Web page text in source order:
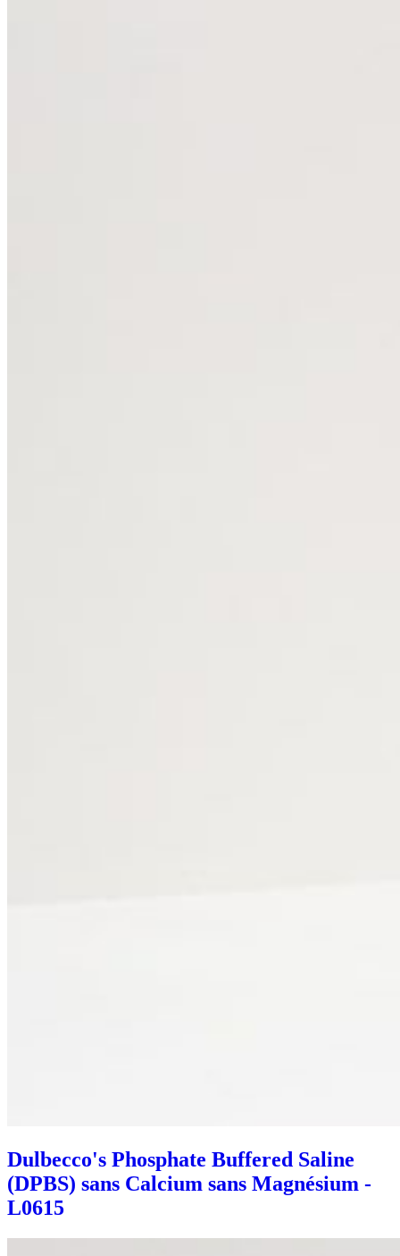
Dulbecco's Phosphate Buffered Saline
(DPBS) sans Calcium sans Magnésium -
L0615